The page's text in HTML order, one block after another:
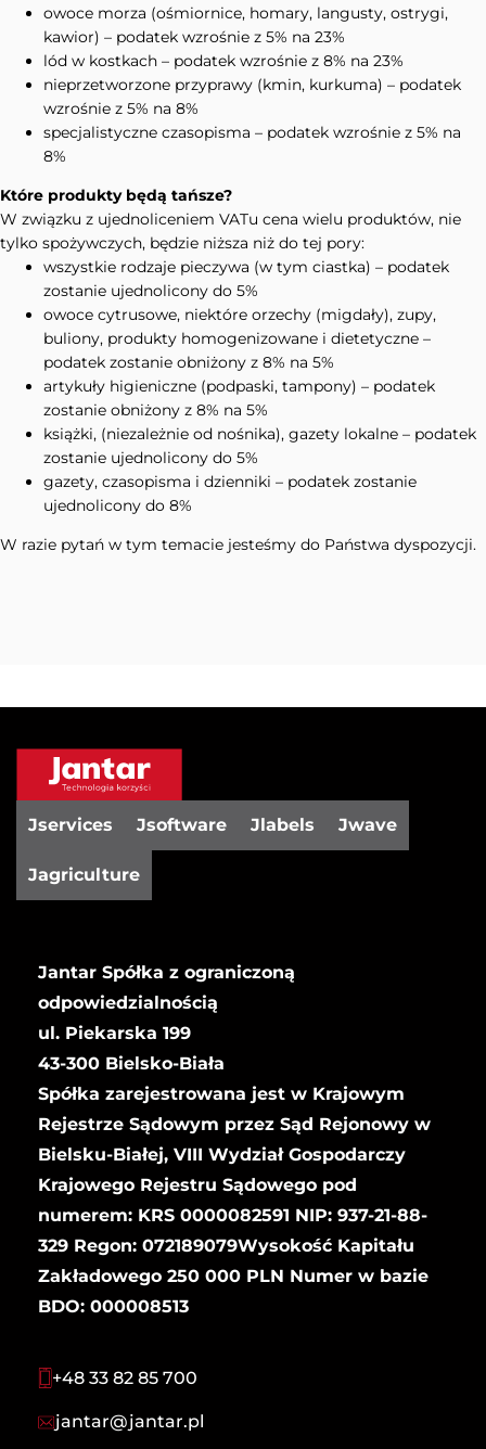
owoce morza (ośmiornice, homary, langusty, ostrygi,
kawior) – podatek wzrośnie z 5% na 23%
lód w kostkach – podatek wzrośnie z 8% na 23%
nieprzetworzone przyprawy (kmin, kurkuma) – podatek
wzrośnie z 5% na 8%
specjalistyczne czasopisma – podatek wzrośnie z 5% na
8%
Które produkty będą tańsze?
W związku z ujednoliceniem VATu cena wielu produktów, nie
tylko spożywczych, będzie niższa niż do tej pory:
wszystkie rodzaje pieczywa (w tym ciastka) – podatek
zostanie ujednolicony do 5%
owoce cytrusowe, niektóre orzechy (migdały), zupy,
buliony, produkty homogenizowane i dietetyczne –
podatek zostanie obniżony z 8% na 5%
artykuły higieniczne (podpaski, tampony) – podatek
zostanie obniżony z 8% na 5%
książki, (niezależnie od nośnika), gazety lokalne – podatek
zostanie ujednolicony do 5%
gazety, czasopisma i dzienniki – podatek zostanie
ujednolicony do 8%
W razie pytań w tym temacie jesteśmy do Państwa dyspozycji.
Jservices Jsoftware Jlabels Jwave
Jagriculture
Jantar Spółka z ograniczoną
odpowiedzialnością
ul. Piekarska 199
43-300 Bielsko-Biała
Spółka zarejestrowana jest w Krajowym
Rejestrze Sądowym przez Sąd Rejonowy w
Bielsku-Białej, VIII Wydział Gospodarczy
Krajowego Rejestru Sądowego pod
numerem: KRS 0000082591 NIP: 937-21-88-
329 Regon: 072189079Wysokość Kapitału
Zakładowego 250 000 PLN Numer w bazie
BDO: 000008513
+48 33 82 85 700
jantar@jantar.pl